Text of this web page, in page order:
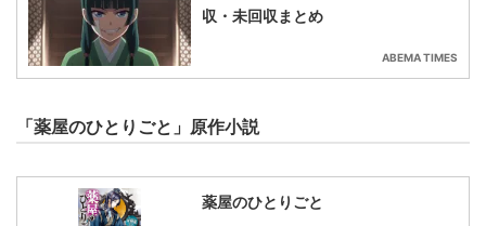
収・未回収まとめ
ABEMA TIMES
「薬屋のひとりごと」原作小説
薬屋のひとりごと